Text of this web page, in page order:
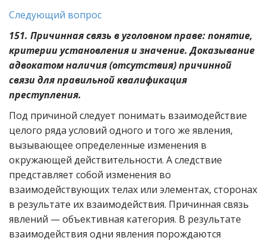
Следующий вопрос
151. Причинная связь в уголовном праве: понятие,
критерии установления и значение. Доказывание
адвокатом наличия (отсутствия) причинной
связи для правильной квалификация
преступления.
Под причиной следует понимать взаимодействие
целого ряда условий одного и того же явления,
вызывающее определенные изменения в
окружающей действительности. А следствие
представляет собой изменения во
взаимодействующих телах или элементах, сторонах
в результате их взаимодействия. Причинная связь
явлений — объективная категория. В результате
взаимодействия одни явления порождаются